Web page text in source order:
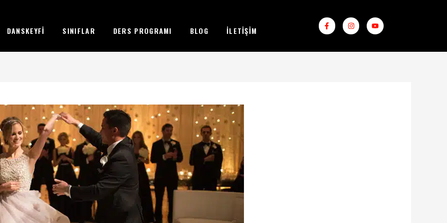
DANSKEYFI SINIFLAR DERS PROGRAMI BLOG İLETIŞIM
Facebook-
f
InstagramYoutube